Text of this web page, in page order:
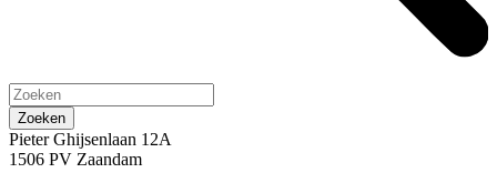
Pieter Ghijsenlaan 12A
1506 PV Zaandam